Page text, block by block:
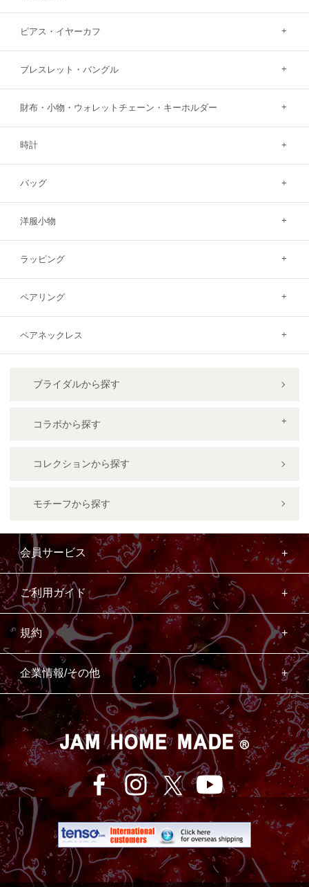
ピアス・イヤーカフ
ブレスレット・バングル
財布・小物・ウォレットチェーン・キーホルダー
時計
バッグ
洋服小物
ラッピング
ペアリング
ペアネックレス
ブライダルから探す
コラボから探す
コレクションから探す
モチーフから探す
会員サービス
ご利用ガイド
規約
企業情報/その他